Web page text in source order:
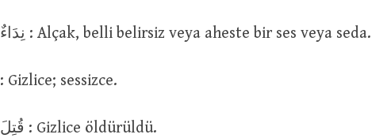
نِدَاءٌ خَفِىٌّ : Alçak, belli belirsiz veya aheste bir ses veya seda.
خُفْيَةً : Gizlice; sessizce.
قُتِلَ خُفْيَةً : Gizlice öldürüldü.